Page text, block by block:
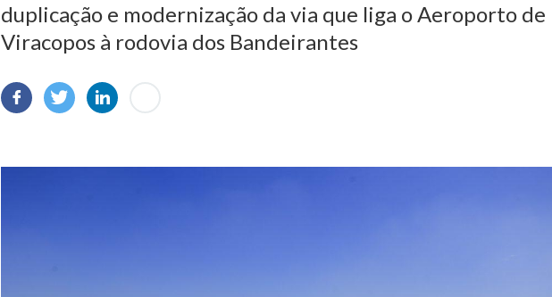
duplicação e modernização da via que liga o Aeroporto de
Viracopos à rodovia dos Bandeirantes